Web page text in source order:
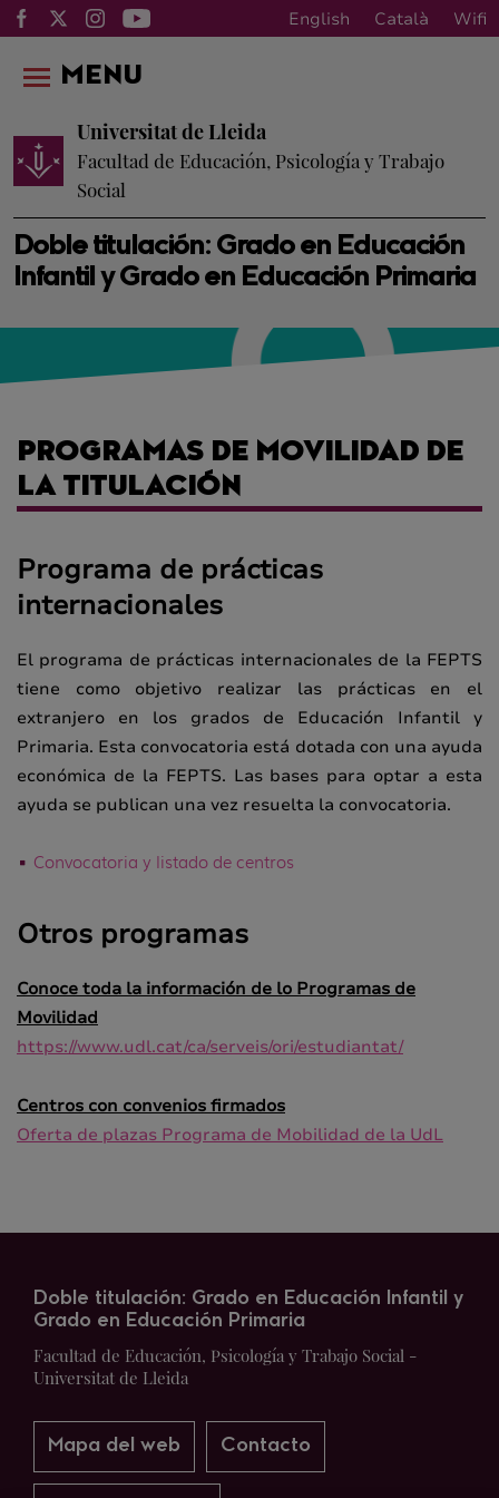
English Català Wifi
Doble titulación: Grado en Educación
Infantil y Grado en Educación Primaria
Universitat de Lleida
Facultad de Educación, Psicología y Trabajo
Social
MENU
PROGRAMAS DE MOVILIDAD DE
LA TITULACIÓN
Programa de prácticas
internacionales
El programa de prácticas internacionales de la FEPTS
tiene como objetivo realizar las prácticas en el
extranjero en los grados de Educación Infantil y
Primaria. Esta convocatoria está dotada con una ayuda
económica de la FEPTS. Las bases para optar a esta
ayuda se publican una vez resuelta la convocatoria.
Convocatoria y listado de centros
Otros programas
Conoce toda la información de lo Programas de
Movilidad
https://www.udl.cat/ca/serveis/ori/estudiantat/
Centros con convenios firmados
Oferta de plazas Programa de Mobilidad de la UdL
Doble titulación: Grado en Educación Infantil y
Grado en Educación Primaria
Facultad de Educación, Psicología y Trabajo Social -
Universitat de Lleida
Mapa del web Contacto